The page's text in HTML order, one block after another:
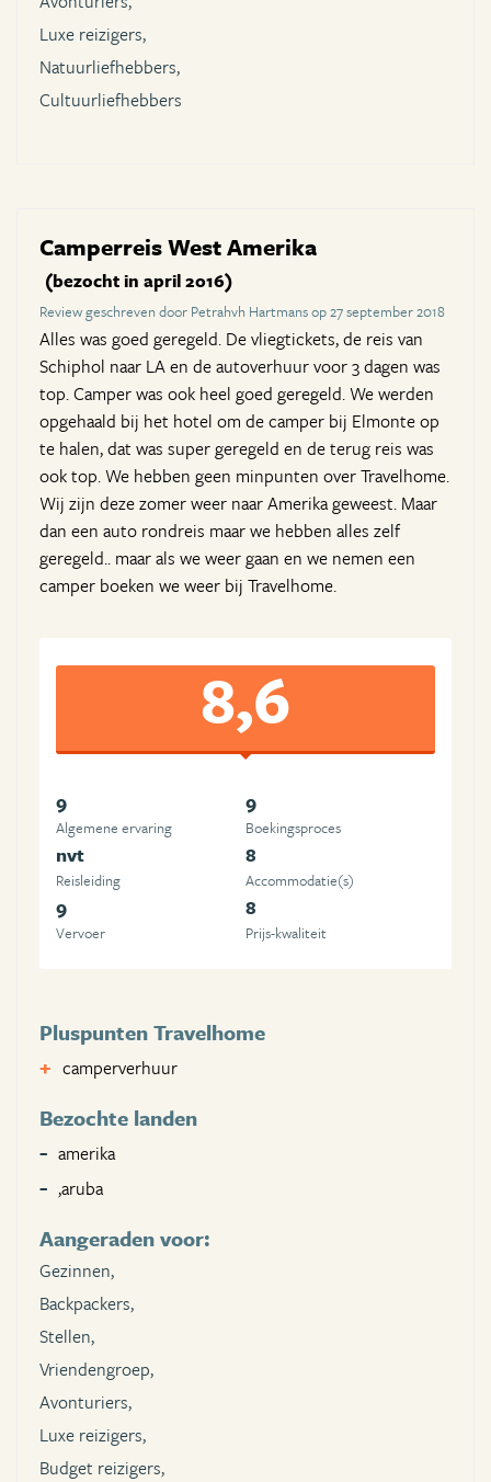
Luxe reizigers,
Natuurliefhebbers,
Cultuurliefhebbers
Camperreis West Amerika
(bezocht in april 2016)
Review geschreven door Petrahvh Hartmans op 27 september 2018
Alles was goed geregeld. De vliegtickets, de reis van
Schiphol naar LA en de autoverhuur voor 3 dagen was
top. Camper was ook heel goed geregeld. We werden
opgehaald bij het hotel om de camper bij Elmonte op
te halen, dat was super geregeld en de terug reis was
ook top. We hebben geen minpunten over Travelhome.
Wij zijn deze zomer weer naar Amerika geweest. Maar
dan een auto rondreis maar we hebben alles zelf
geregeld.. maar als we weer gaan en we nemen een
camper boeken we weer bij Travelhome.
8,6
9
Algemene ervaring
9
Boekingsproces
nvt
Reisleiding
8
Accommodatie(s)
9
Vervoer
8
Prijs-kwaliteit
Pluspunten Travelhome
camperverhuur
Bezochte landen
amerika
,aruba
Aangeraden voor:
Gezinnen,
Backpackers,
Stellen,
Vriendengroep,
Avonturiers,
Luxe reizigers,
Budget reizigers,